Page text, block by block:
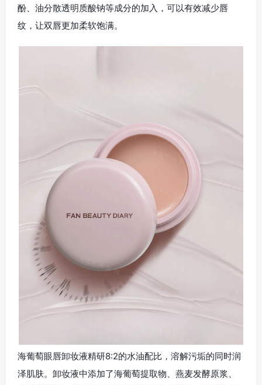
酚、油分散透明质酸钠等成分的加入，可以有效减少唇
纹，让双唇更加柔软饱满。
海葡萄眼唇卸妆液精研8:2的水油配比，溶解污垢的同时润
泽肌肤。卸妆液中添加了海葡萄提取物、燕麦发酵原浆、